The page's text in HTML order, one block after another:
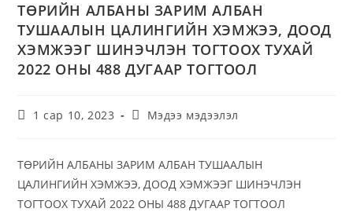
ТӨРИЙН АЛБАНЫ ЗАРИМ АЛБАН
ТУШААЛЫН ЦАЛИНГИЙН ХЭМЖЭЭ, ДООД
ХЭМЖЭЭГ ШИНЭЧЛЭН ТОГТООХ ТУХАЙ
2022 ОНЫ 488 ДУГААР ТОГТООЛ
1 сар 10, 2023 Мэдээ мэдээлэл
ТӨРИЙН АЛБАНЫ ЗАРИМ АЛБАН ТУШААЛЫН
ЦАЛИНГИЙН ХЭМЖЭЭ, ДООД ХЭМЖЭЭГ ШИНЭЧЛЭН
ТОГТООХ ТУХАЙ 2022 ОНЫ 488 ДУГААР ТОГТООЛ